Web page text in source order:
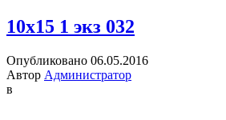
10х15 1 экз 032
Опубликовано 06.05.2016
Автор Администратор
в